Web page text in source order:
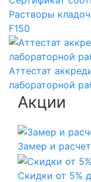
Растворы
F150
Аттестат
лабораторной
Акции
Замер и
Скидки от 5%